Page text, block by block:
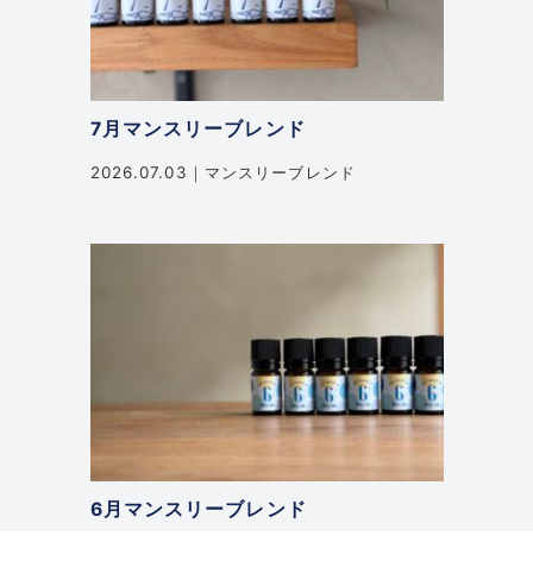
7月マンスリーブレンド
2026.07.03 マンスリーブレンド
6月マンスリーブレンド